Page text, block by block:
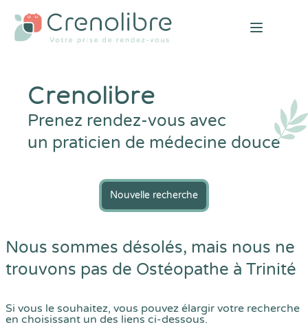
Open
Crenolibre
Prenez rendez-vous avec
un praticien de médecine douce
Nouvelle recherche
Nous sommes désolés, mais nous ne
trouvons pas de Ostéopathe à Trinité
Si vous le souhaitez, vous pouvez élargir votre recherche
en choisissant un des liens ci-dessous.